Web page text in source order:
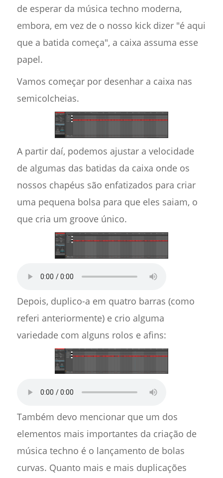
de esperar da música techno moderna,
embora, em vez de o nosso kick dizer "é aqui
que a batida começa", a caixa assuma esse
papel.
Vamos começar por desenhar a caixa nas
semicolcheias.
A partir daí, podemos ajustar a velocidade
de algumas das batidas da caixa onde os
nossos chapéus são enfatizados para criar
uma pequena bolsa para que eles saiam, o
que cria um groove único.
Depois, duplico-a em quatro barras (como
referi anteriormente) e crio alguma
variedade com alguns rolos e afins:
Também devo mencionar que um dos
elementos mais importantes da criação de
música techno é o lançamento de bolas
curvas. Quanto mais e mais duplicações